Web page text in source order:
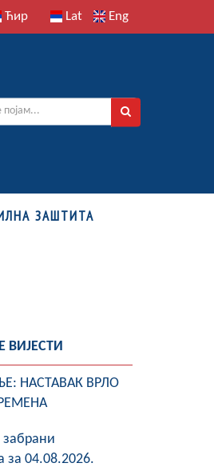
Ћир Lat Eng
ЗАШТИТА
ВИЈЕСТИ
НАСТАВАК ВРЛО
за 04.08.2026.